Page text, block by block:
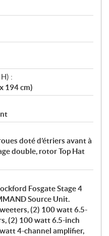
:
194 cm)
doté d’étriers avant à
double, rotor Top Hat
Fosgate Stage 4
Source Unit.
(2) 100 watt 6.5-
(2) 100 watt 6.5-inch
4-channel amplifier,